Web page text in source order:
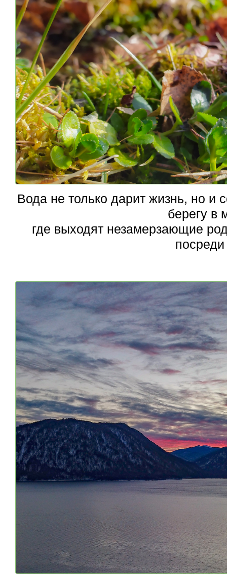
Вода не только дарит жизнь, но и
берегу в
где выходят незамерзающие